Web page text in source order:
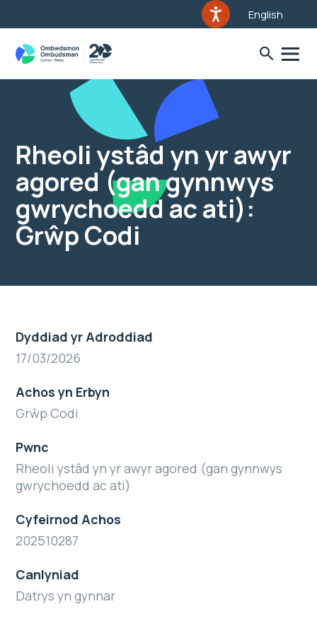
English
Rheoli ystâd yn yr awyr
agored (gan gynnwys
gwrychoedd ac ati):
Grŵp Codi
Dyddiad yr Adroddiad
17/03/2026
Achos yn Erbyn
Grŵp Codi
Pwnc
Rheoli ystâd yn yr awyr agored (gan gynnwys
gwrychoedd ac ati)
Cyfeirnod Achos
202510287
Canlyniad
Datrys yn gynnar